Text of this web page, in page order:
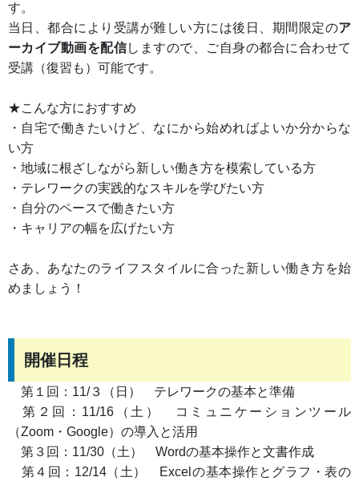
す。
当日、都合により受講が難しい方には後日、期間限定のア
ーカイブ動画を配信しますので、ご自身の都合に合わせて
受講（復習も）可能です。
★こんな方におすすめ
・自宅で働きたいけど、なにから始めればよいか分からな
い方
・地域に根ざしながら新しい働き方を模索している方
・テレワークの実践的なスキルを学びたい方
・自分のペースで働きたい方
・キャリアの幅を広げたい方
さあ、あなたのライフスタイルに合った新しい働き方を始
めましょう！
開催日程
第１回：11/３（日） テレワークの基本と準備
第２回：11/16（土） コミュニケーションツール
（Zoom・Google）の導入と活用
第３回：11/30（土） Wordの基本操作と文書作成
第４回：12/14（土） Excelの基本操作とグラフ・表の